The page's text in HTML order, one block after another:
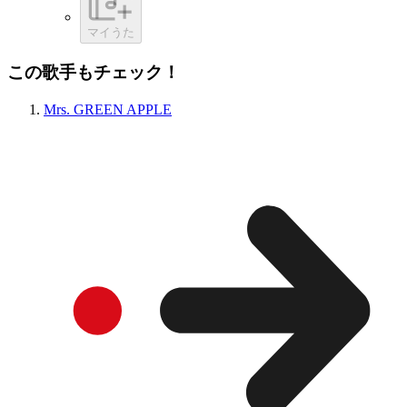
マイうた
この歌手もチェック！
Mrs. GREEN APPLE